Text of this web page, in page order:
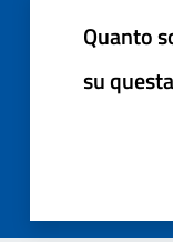
Quanto
su